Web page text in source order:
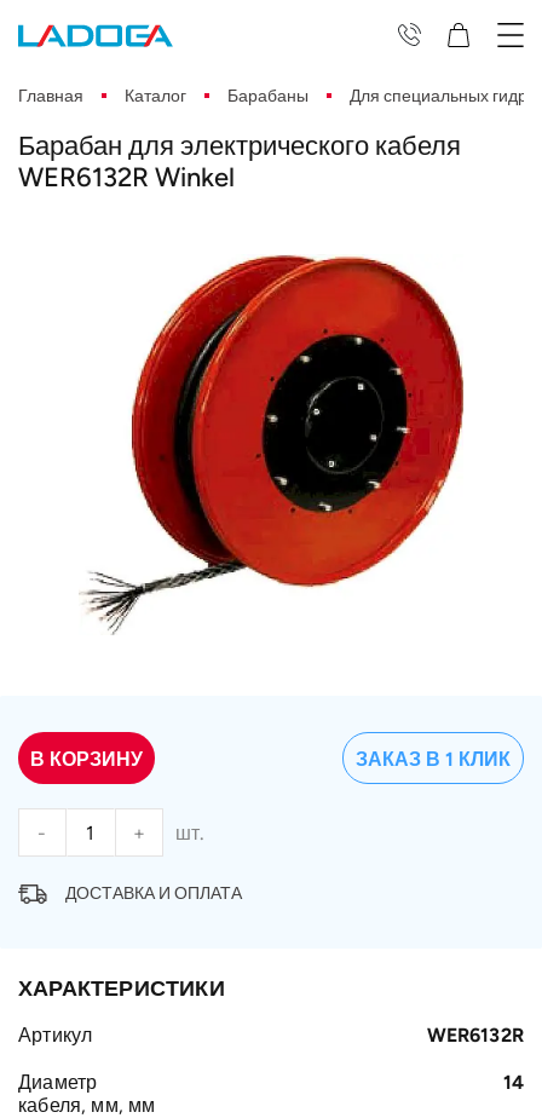
Главная Каталог Барабаны Для специальных
Барабан для электрического кабеля
WER6132R Winkel
В КОРЗИНУ
- + шт.
ЗАКАЗ В 1 КЛИК
ДОСТАВКА И ОПЛАТА
ХАРАКТЕРИСТИКИ
Артикул WER6132R
Диаметр
кабеля, мм, мм
14